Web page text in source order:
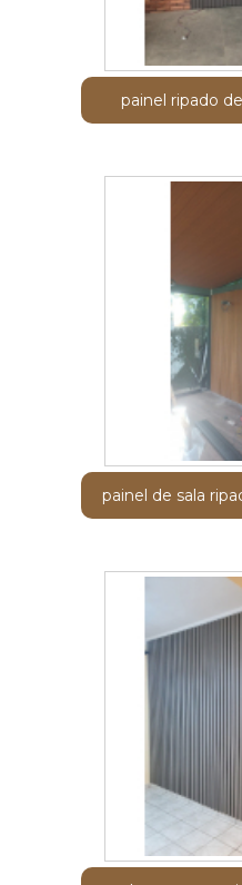
painel ripado
painel de sala